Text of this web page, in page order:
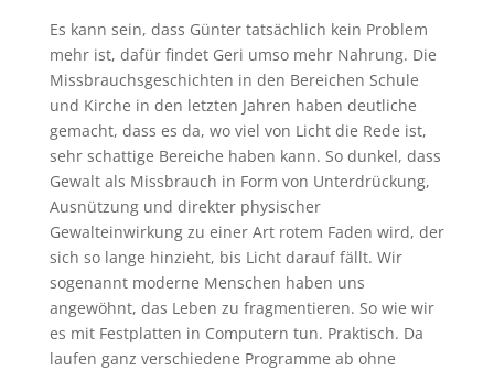
Es kann sein, dass Günter tatsächlich kein Problem
mehr ist, dafür findet Geri umso mehr Nahrung. Die
Missbrauchsgeschichten in den Bereichen Schule
und Kirche in den letzten Jahren haben deutliche
gemacht, dass es da, wo viel von Licht die Rede ist,
sehr schattige Bereiche haben kann. So dunkel, dass
Gewalt als Missbrauch in Form von Unterdrückung,
Ausnützung und direkter physischer
Gewalteinwirkung zu einer Art rotem Faden wird, der
sich so lange hinzieht, bis Licht darauf fällt. Wir
sogenannt moderne Menschen haben uns
angewöhnt, das Leben zu fragmentieren. So wie wir
es mit Festplatten in Computern tun. Praktisch. Da
laufen ganz verschiedene Programme ab ohne